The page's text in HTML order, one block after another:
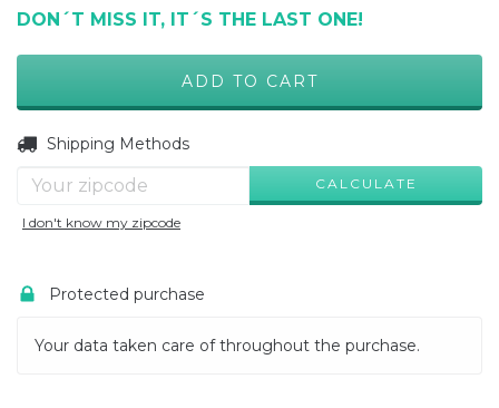
DON´T MISS IT, IT´S THE LAST ONE!
Shipping for zipcode:
Shipping Methods
CALCULATE
I don't know my zipcode
Protected purchase
Your data taken care of throughout the purchase.